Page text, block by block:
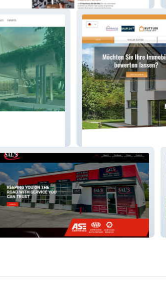
salsautoservice